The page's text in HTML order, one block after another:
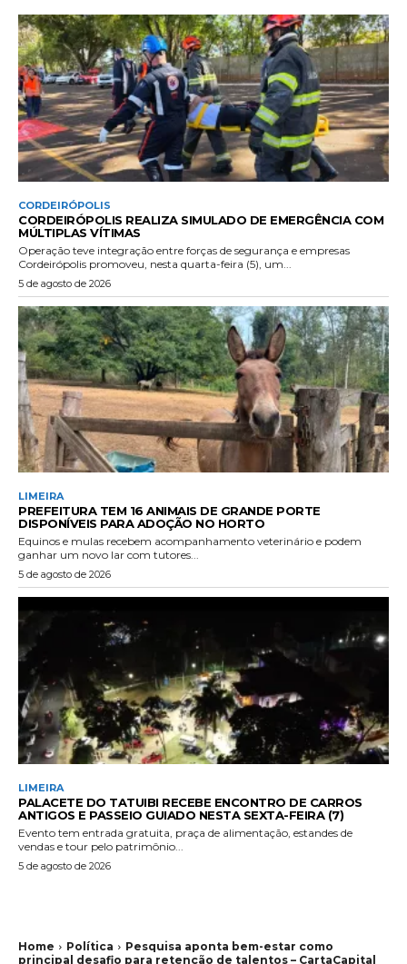
CORDEIRÓPOLIS
CORDEIRÓPOLIS REALIZA SIMULADO DE EMERGÊNCIA COM
MÚLTIPLAS VÍTIMAS
Operação teve integração entre forças de segurança e empresas
Cordeirópolis promoveu, nesta quarta-feira (5), um...
5 de agosto de 2026
LIMEIRA
PREFEITURA TEM 16 ANIMAIS DE GRANDE PORTE
DISPONÍVEIS PARA ADOÇÃO NO HORTO
Equinos e mulas recebem acompanhamento veterinário e podem
ganhar um novo lar com tutores...
5 de agosto de 2026
LIMEIRA
PALACETE DO TATUIBI RECEBE ENCONTRO DE CARROS
ANTIGOS E PASSEIO GUIADO NESTA SEXTA-FEIRA (7)
Evento tem entrada gratuita, praça de alimentação, estandes de
vendas e tour pelo patrimônio...
5 de agosto de 2026